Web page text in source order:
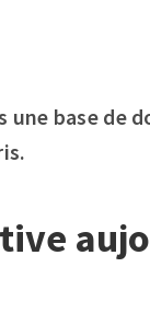
une base de